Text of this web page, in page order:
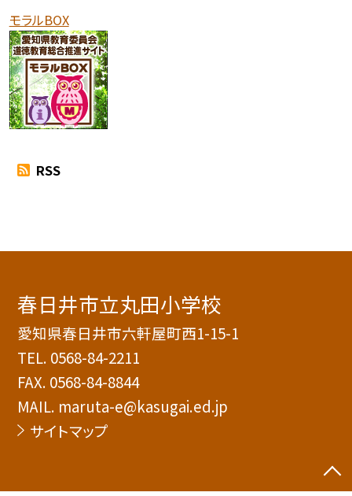
モラルBOX
RSS
春日井市立丸田小学校
愛知県春日井市六軒屋町西1-15-1
TEL. 0568-84-2211
FAX. 0568-84-8844
MAIL. maruta-e@kasugai.ed.jp
サイトマップ